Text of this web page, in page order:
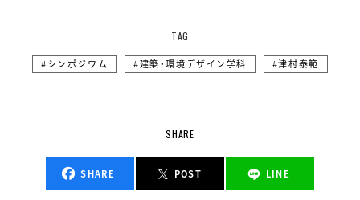
TAG
シンポジウム 建築・環境デザイン学科 津村泰範
SHARE
SHARE POST LINE